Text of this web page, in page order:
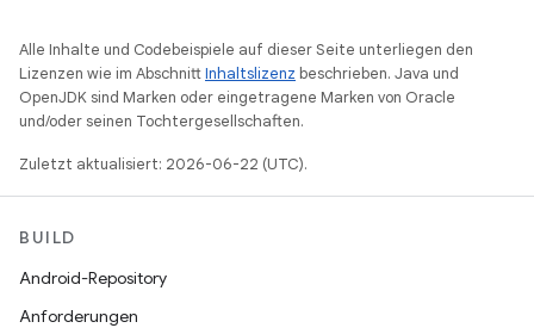
Alle Inhalte und Codebeispiele auf dieser Seite unterliegen den
Lizenzen wie im AbschnittInhaltslizenz beschrieben. Java und
OpenJDK sind Marken oder eingetragene Marken von Oracle
und/oder seinen Tochtergesellschaften.
Zuletzt aktualisiert: 2026-06-22 (UTC).
BUILD
Android-Repository
Anforderungen